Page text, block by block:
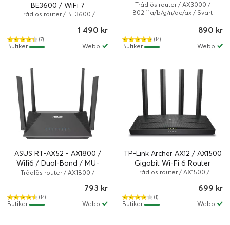
BE3600 / WiFi 7
Trådlös router / BE3600 /
(7)
1 490 kr
Webb
Butiker
Trådlös router / AX3000 /
802.11a/b/g/n/ac/ax / Svart
(14)
890 kr
Webb
Butiker
ASUS RT-AX52 - AX1800 /
Wifi6 / Dual-Band / MU-
MIMO / OFDMA
Trådlös router / AX1800 /
(14)
793 kr
Webb
Butiker
TP-Link Archer AX12 / AX1500
Gigabit Wi-Fi 6 Router
Trådlös router / AX1500 /
(1)
699 kr
Webb
Butiker